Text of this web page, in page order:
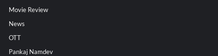
Movie Review
News
OTT
Pankaj Namdev